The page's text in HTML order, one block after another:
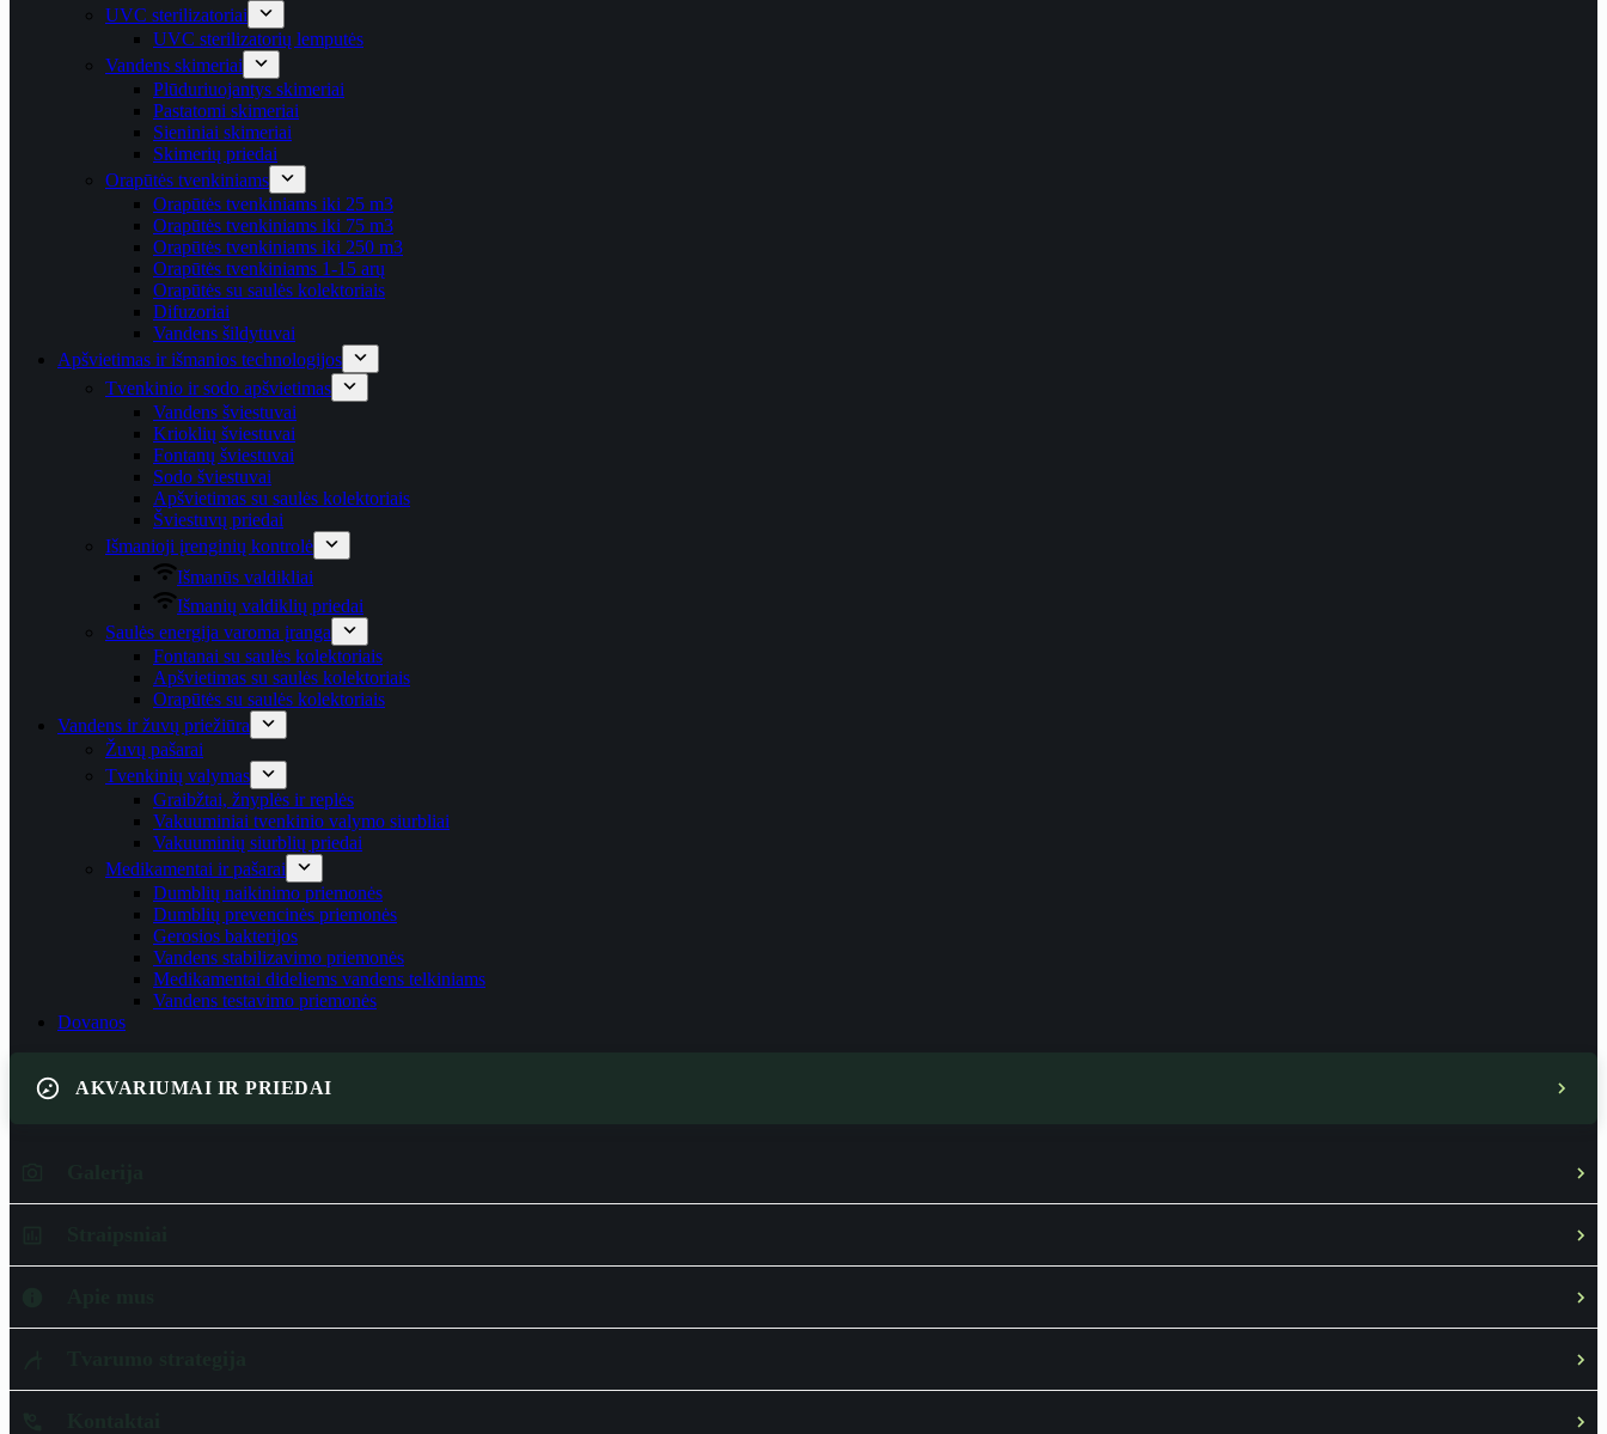
UVC sterilizatoriai
UVC sterilizatorių lemputės
Vandens skimeriai
Plūduriuojantys skimeriai
Pastatomi skimeriai
Sieniniai skimeriai
Skimerių priedai
Orapūtės tvenkiniams
Orapūtės tvenkiniams iki 25 m3
Orapūtės tvenkiniams iki 75 m3
Orapūtės tvenkiniams iki 250 m3
Orapūtės tvenkiniams 1-15 arų
Orapūtės su saulės kolektoriais
Difuzoriai
Vandens šildytuvai
Apšvietimas ir išmanios technologijos
Tvenkinio ir sodo apšvietimas
Vandens šviestuvai
Krioklių šviestuvai
Fontanų šviestuvai
Sodo šviestuvai
Apšvietimas su saulės kolektoriais
Šviestuvų priedai
Išmanioji įrenginių kontrolė
Išmanūs valdikliai
Išmanių valdiklių priedai
Saulės energija varoma įranga
Fontanai su saulės kolektoriais
Apšvietimas su saulės kolektoriais
Orapūtės su saulės kolektoriais
Vandens ir žuvų priežiūra
Žuvų pašarai
Tvenkinių valymas
Graibžtai, žnyplės ir replės
Vakuuminiai tvenkinio valymo siurbliai
Vakuuminių siurblių priedai
Medikamentai ir pašarai
Dumblių naikinimo priemonės
Dumblių prevencinės priemonės
Gerosios bakterijos
Vandens stabilizavimo priemonės
Medikamentai dideliems vandens telkiniams
Vandens testavimo priemonės
Dovanos
AKVARIUMAI IR PRIEDAI